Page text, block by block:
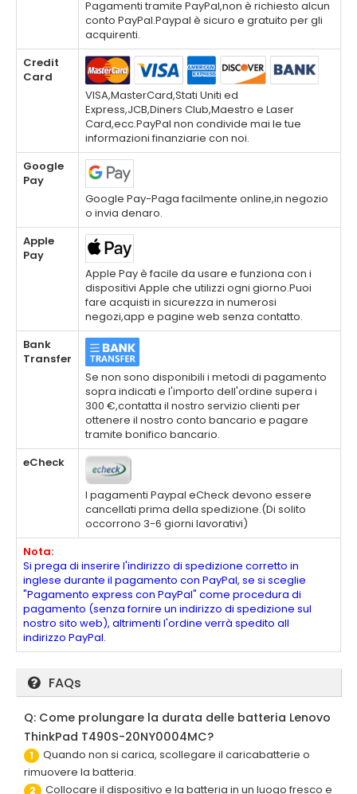
Pagamenti tramite PayPal,non è richiesto alcun
conto PayPal.Paypal è sicuro e gratuito per gli
acquirenti.
Credit
Card
VISA,MasterCard,Stati Uniti ed
Express,JCB,Diners Club,Maestro e Laser
Card,ecc.PayPal non condivide mai le tue
informazioni finanziarie con noi.
Google
Pay
Google Pay-Paga facilmente online,in negozio
o invia denaro.
Apple
Pay
Apple Pay è facile da usare e funziona con i
dispositivi Apple che utilizzi ogni giorno.Puoi
fare acquisti in sicurezza in numerosi
negozi,app e pagine web senza contatto.
Bank
Transfer
Se non sono disponibili i metodi di pagamento
sopra indicati e l'importo dell'ordine supera i
300 €,contatta il nostro servizio clienti per
ottenere il nostro conto bancario e pagare
tramite bonifico bancario.
eCheck
I pagamenti Paypal eCheck devono essere
cancellati prima della spedizione.(Di solito
occorrono 3-6 giorni lavorativi)
Nota:
Si prega di inserire l'indirizzo di spedizione corretto in
inglese durante il pagamento con PayPal, se si sceglie
"Pagamento express con PayPal" come procedura di
pagamento (senza fornire un indirizzo di spedizione sul
nostro sito web), altrimenti l'ordine verrà spedito all
indirizzo PayPal.
FAQs
Q: Come prolungare la durata delle batteria Lenovo
ThinkPad T490S-20NY0004MC?
1
Quando non si carica, scollegare il caricabatterie o
rimuovere la batteria.
2 Collocare il dispositivo e la batteria in un luogo fresco e